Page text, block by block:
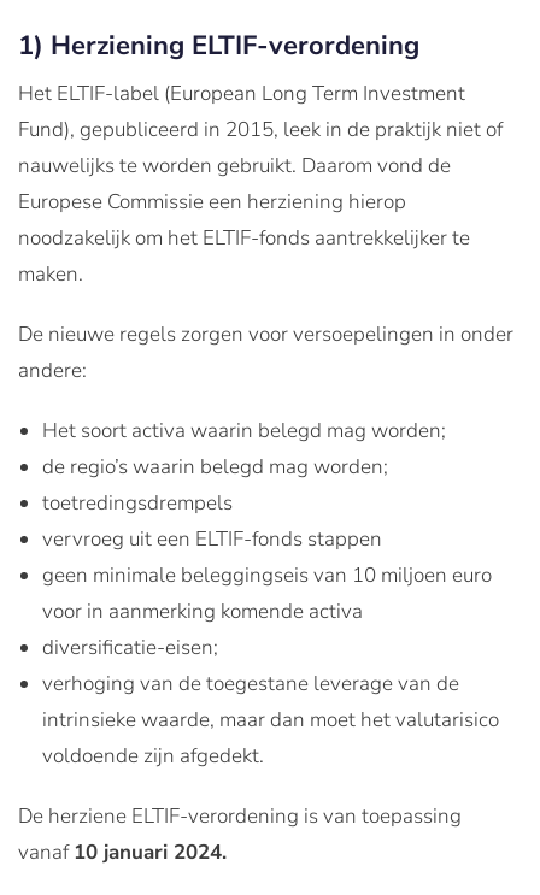
1) Herziening ELTIF-verordening
Het ELTIF-label (European Long Term Investment
Fund), gepubliceerd in 2015, leek in de praktijk niet of
nauwelijks te worden gebruikt. Daarom vond de
Europese Commissie een herziening hierop
noodzakelijk om het ELTIF-fonds aantrekkelijker te
maken.
De nieuwe regels zorgen voor versoepelingen in onder
andere:
Het soort activa waarin belegd mag worden;
de regio’s waarin belegd mag worden;
toetredingsdrempels
vervroeg uit een ELTIF-fonds stappen
geen minimale beleggingseis van 10 miljoen euro
voor in aanmerking komende activa
diversificatie-eisen;
verhoging van de toegestane leverage van de
intrinsieke waarde, maar dan moet het valutarisico
voldoende zijn afgedekt.
De herziene ELTIF-verordening is van toepassing
vanaf10 januari 2024.